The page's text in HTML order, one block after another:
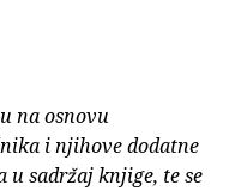
na osnovu
i njihove dodatne
u sadržaj knjige, te se